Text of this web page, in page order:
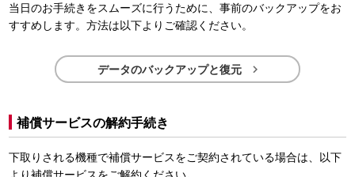
当日のお手続きをスムーズに行うために、事前のバックアップをお
すすめします。方法は以下よりご確認ください。
データのバックアップと復元 
補償サービスの解約手続き
下取りされる機種で補償サービスをご契約されている場合は、以下